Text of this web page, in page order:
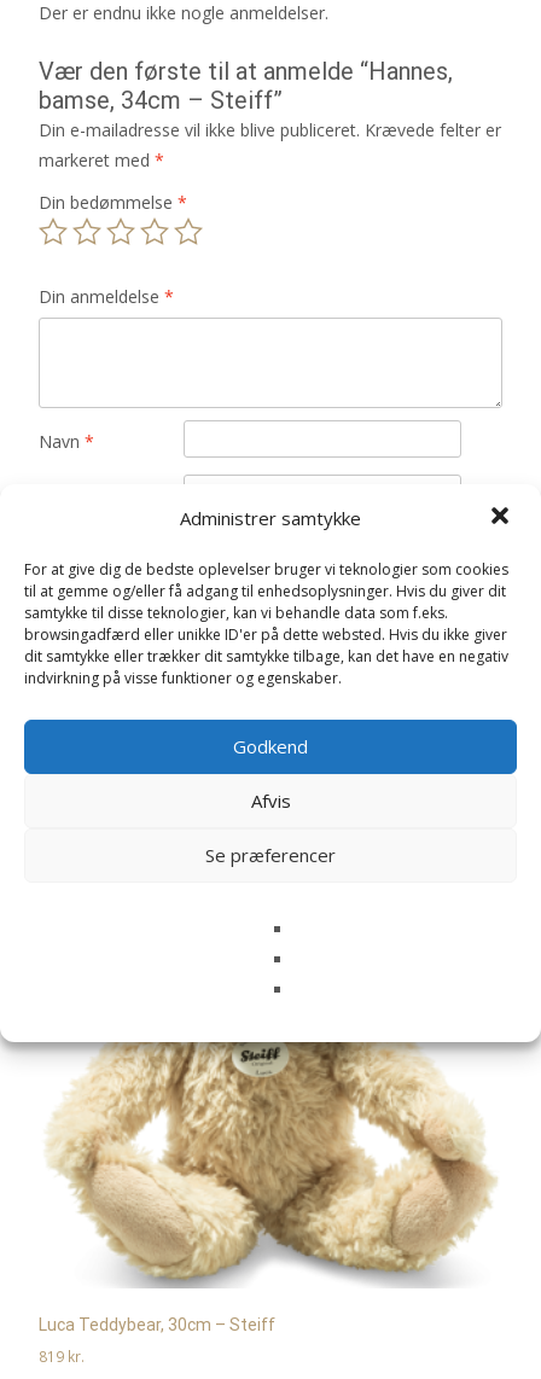
Administrer samtykke
For at give dig de bedste oplevelser bruger vi teknologier som cookies
til at gemme og/eller få adgang til enhedsoplysninger. Hvis du giver dit
samtykke til disse teknologier, kan vi behandle data som f.eks.
browsingadfærd eller unikke ID'er på dette websted. Hvis du ikke giver
dit samtykke eller trækker dit samtykke tilbage, kan det have en negativ
indvirkning på visse funktioner og egenskaber.
Godkend
Afvis
Se præferencer
Der er endnu ikke nogle anmeldelser.
Vær den første til at anmelde “Hannes,
bamse, 34cm – Steiff”
Din e-mailadresse vil ikke blive publiceret. Krævede felter er
markeret med *
Din bedømmelse *
Din anmeldelse *
Navn *
næste gang jeg kommenterer.
Relaterede varer
Luca Teddybear, 30cm – Steiff
819 kr.